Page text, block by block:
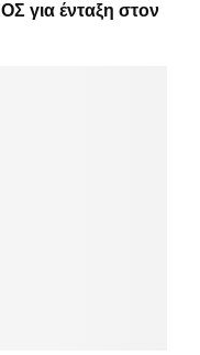
για ένταξη στον